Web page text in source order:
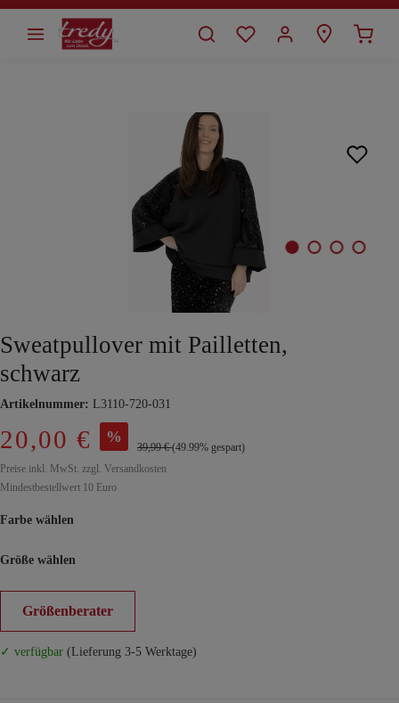
springen
Sweatpullover mit Pailletten,
schwarz
Artikelnummer: L3110-720-031
20,00 € %
39,99 €(49.99% gespart)
Preise inkl. MwSt. zzgl. Versandkosten
Mindestbestellwert 10 Euro
Farbe wählen
Größe wählen
Größenberater
✓ verfügbar (Lieferung 3-5 Werktage)